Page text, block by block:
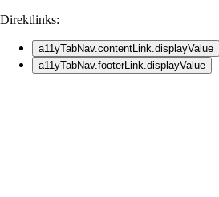
Direktlinks:
a11yTabNav.contentLink.displayValue
a11yTabNav.footerLink.displayValue